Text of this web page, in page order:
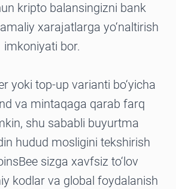
kripto balansingizni bank
xarajatlarga yo‘naltirish
imkoniyati bor.
yoki top-up varianti bo‘yicha
va mintaqaga qarab farq
shu sababli buyurtma
hudud mosligini tekshirish
sizga xavfsiz to‘lov
kodlar va global foydalanish